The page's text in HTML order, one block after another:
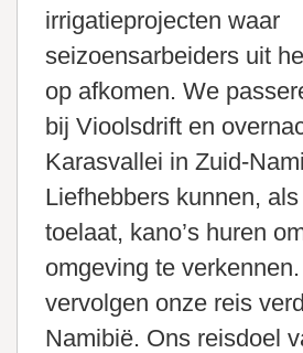
irrigatieprojecten waar
seizoensarbeiders uit
op afkomen. We
bij Vioolsdrift en
Karasvallei in Zuid-
Liefhebbers kunnen,
toelaat, kano’s huren
omgeving te
vervolgen onze reis
Namibië. Ons reisdoel